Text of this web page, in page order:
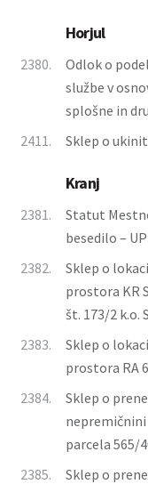
Horjul
2380.
Odlok o
službe v
splošne in
2411.
Sklep o
Kranj
2381.
Statut
besedilo –
2382.
Sklep o
prostora KR
št. 173/2 k.o.
2383.
Sklep o
prostora RA
2384.
Sklep o
nepremičnini
parcela 565/
2385.
Sklep o